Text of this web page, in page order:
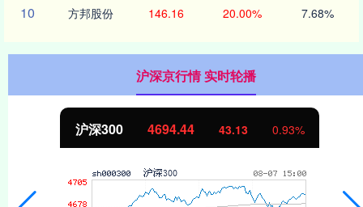
10 方邦股份 146.16 20.00% 7.68%
沪深京行情 实时轮播
沪深300 4694.44 43.13 0.93%